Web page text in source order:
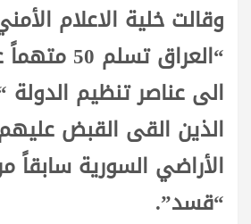
وقالت خلية الاعلام
“العراق
الى عناصر تنظيم
الذين القى القبض
الأراضي السورية
“قسد”.